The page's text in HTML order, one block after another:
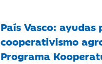
País Vasco:
cooperativismo
Programa